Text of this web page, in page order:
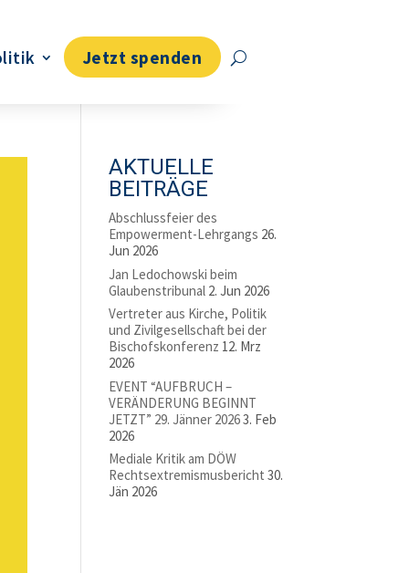
Jetzt spenden
AKTUELLE
BEITRÄGE
Abschlussfeier des
Empowerment-Lehrgangs 26.
Jun 2026
Jan Ledochowski beim
Glaubenstribunal 2. Jun 2026
Vertreter aus Kirche, Politik
und Zivilgesellschaft bei der
Bischofskonferenz 12. Mrz
2026
EVENT “AUFBRUCH –
VERÄNDERUNG BEGINNT
JETZT” 29. Jänner 20263. Feb
2026
Mediale Kritik am DÖW
Rechtsextremismusbericht 30.
Jän 2026